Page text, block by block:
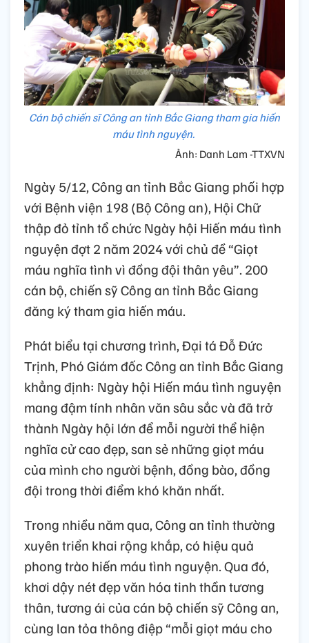
Cán bộ chiến sĩ Công an tỉnh Bắc Giang tham gia hiến
máu tình nguyện.
Ảnh: Danh Lam -TTXVN
Ngày 5/12, Công an tỉnh Bắc Giang phối hợp
với Bệnh viện 198 (Bộ Công an), Hội Chữ
thập đỏ tỉnh tổ chức Ngày hội Hiến máu tình
nguyện đợt 2 năm 2024 với chủ đề “Giọt
máu nghĩa tình vì đồng đội thân yêu”. 200
cán bộ, chiến sỹ Công an tỉnh Bắc Giang
đăng ký tham gia hiến máu.
Phát biểu tại chương trình, Đại tá Đỗ Đức
Trịnh, Phó Giám đốc Công an tỉnh Bắc Giang
khẳng định: Ngày hội Hiến máu tình nguyện
mang đậm tính nhân văn sâu sắc và đã trở
thành Ngày hội lớn để mỗi người thể hiện
nghĩa cử cao đẹp, san sẻ những giọt máu
của mình cho người bệnh, đồng bào, đồng
đội trong thời điểm khó khăn nhất.
Trong nhiều năm qua, Công an tỉnh thường
xuyên triển khai rộng khắp, có hiệu quả
phong trào hiến máu tình nguyện. Qua đó,
khơi dậy nét đẹp văn hóa tinh thần tương
thân, tương ái của cán bộ chiến sỹ Công an,
cùng lan tỏa thông điệp “mỗi giọt máu cho